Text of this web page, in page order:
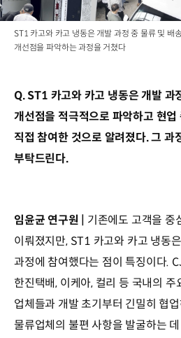
ST1 카고와 카고 냉동은 개발 과정 중 물류 및 배
개선점을 파악하는 과정을 거쳤다
Q. ST1 카고와 카고 냉동은 개발 과
개선점을 적극적으로 파악하고 현업
직접 참여한 것으로 알려졌다. 그 과
부탁드린다.
임윤균 연구원 | 기존에도 고객을 중
이뤄졌지만, ST1 카고와 카고 냉동
과정에 참여했다는 점이 특징이다.
한진택배, 이케아, 컬리 등 국내의
업체들과 개발 초기부터 긴밀히 협
물류업체의 불편 사항을 발굴하는